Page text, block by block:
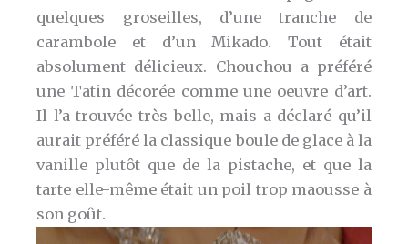
quelques groseilles, d’une tranche de
carambole et d’un Mikado. Tout était
absolument délicieux. Chouchou a préféré
une Tatin décorée comme une oeuvre d’art.
Il l’a trouvée très belle, mais a déclaré qu’il
aurait préféré la classique boule de glace à la
vanille plutôt que de la pistache, et que la
tarte elle-même était un poil trop maousse à
son goût.